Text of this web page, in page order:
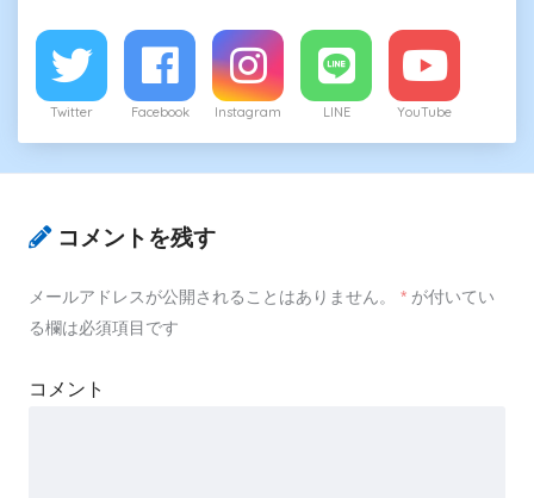
Twitter Facebook Instagram LINE YouTube
コメントを残す
メールアドレスが公開されることはありません。 * が付いてい
る欄は必須項目です
コメント